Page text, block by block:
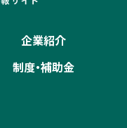
企業紹介
制度・補助金